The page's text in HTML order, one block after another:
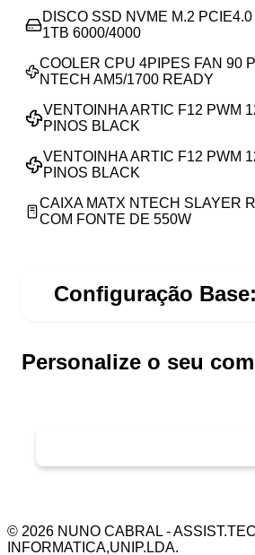
DISCO SSD NVME M.2
1TB 6000/4000
COOLER CPU 4PIPES FAN 90
NTECH AM5/1700 READY
VENTOINHA ARTIC F12 PWM
PINOS BLACK
VENTOINHA ARTIC F12 PWM
PINOS BLACK
CAIXA MATX NTECH SLAYER
COM FONTE DE 550W
Configuração Base:
Personalize o seu
© 2026 NUNO CABRAL -
INFORMATICA,UNIP.LDA.